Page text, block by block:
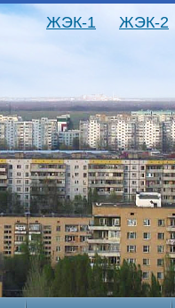
ЖЭК-1 ЖЭК-2